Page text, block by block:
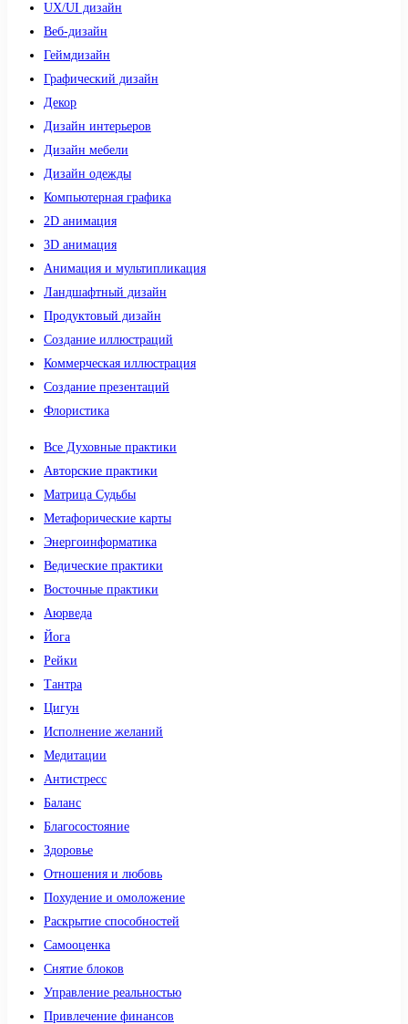
UX/UI дизайн
Веб-дизайн
Геймдизайн
Графический дизайн
Декор
Дизайн интерьеров
Дизайн мебели
Дизайн одежды
Компьютерная графика
2D анимация
3D анимация
Анимация и мультипликация
Ландшафтный дизайн
Продуктовый дизайн
Создание иллюстраций
Коммерческая иллюстрация
Создание презентаций
Флористика
Все Духовные практики
Авторские практики
Матрица Судьбы
Метафорические карты
Энергоинформатика
Ведические практики
Восточные практики
Аюрведа
Йога
Рейки
Тантра
Цигун
Исполнение желаний
Медитации
Антистресс
Баланс
Благосостояние
Здоровье
Отношения и любовь
Похудение и омоложение
Раскрытие способностей
Самооценка
Снятие блоков
Управление реальностью
Привлечение финансов